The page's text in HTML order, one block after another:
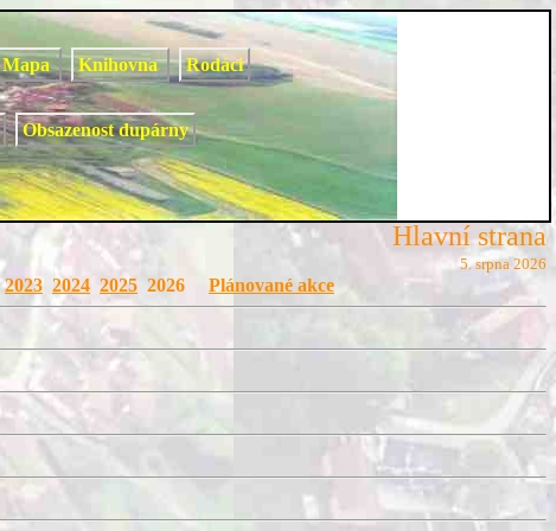
Mapa Knihovna Rodáci
Obsazenost dupárny
Hlavní strana
5. srpna 2026
2023 2024 2025 2026 Plánované akce